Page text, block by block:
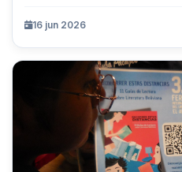
16 jun 2026